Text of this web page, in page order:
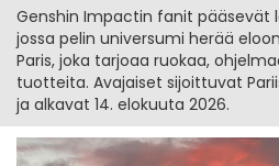
Genshin Impactin fanit pääsevät
jossa pelin universumi herää
Paris, joka tarjoaa ruokaa,
tuotteita. Avajaiset sijoittuvat
ja alkavat 14. elokuuta 2026.